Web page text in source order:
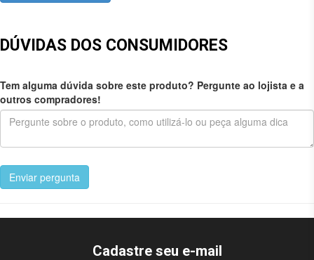
DÚVIDAS DOS CONSUMIDORES
Tem alguma dúvida sobre este produto? Pergunte ao lojista e a
outros compradores!
Enviar pergunta
Cadastre seu e-mail